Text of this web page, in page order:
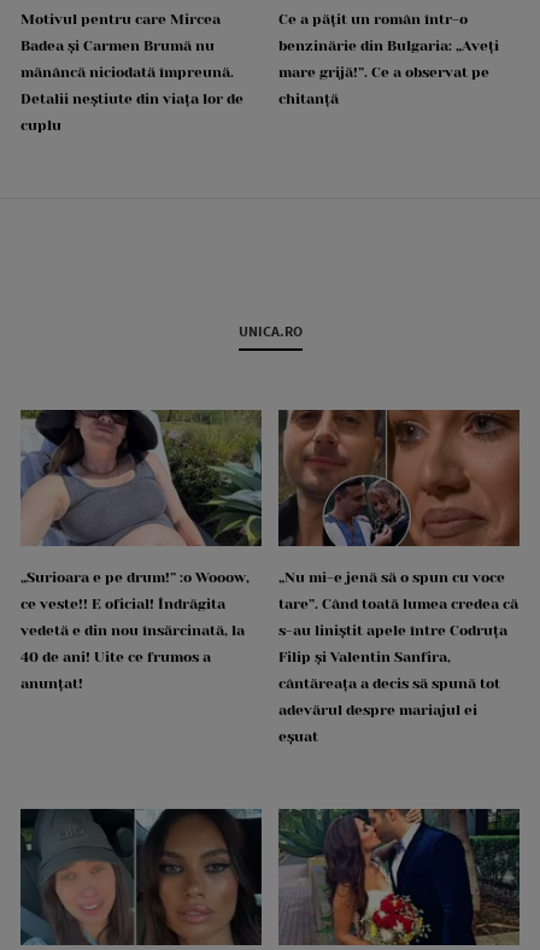
Motivul pentru care Mircea
Badea și Carmen Brumă nu
mănâncă niciodată împreună.
Detalii neștiute din viața lor de
cuplu
Ce a pățit un român într-o
benzinărie din Bulgaria: „Aveți
mare grijă!”. Ce a observat pe
chitanță
UNICA.RO
„Surioara e pe drum!” :o Wooow,
ce veste!! E oficial! Îndrăgita
vedetă e din nou însărcinată, la
40 de ani! Uite ce frumos a
anunțat!
„Nu mi-e jenă să o spun cu voce
tare”. Când toată lumea credea că
s-au liniștit apele între Codruța
Filip și Valentin Sanfira,
cântăreața a decis să spună tot
adevărul despre mariajul ei
eșuat